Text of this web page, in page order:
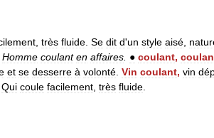
très fluide Se dit d'un style aisé
Homme coulant en affaires ● coulant,
et se desserre à volonté Vin coulant, vin
Qui coule facilement très fluide